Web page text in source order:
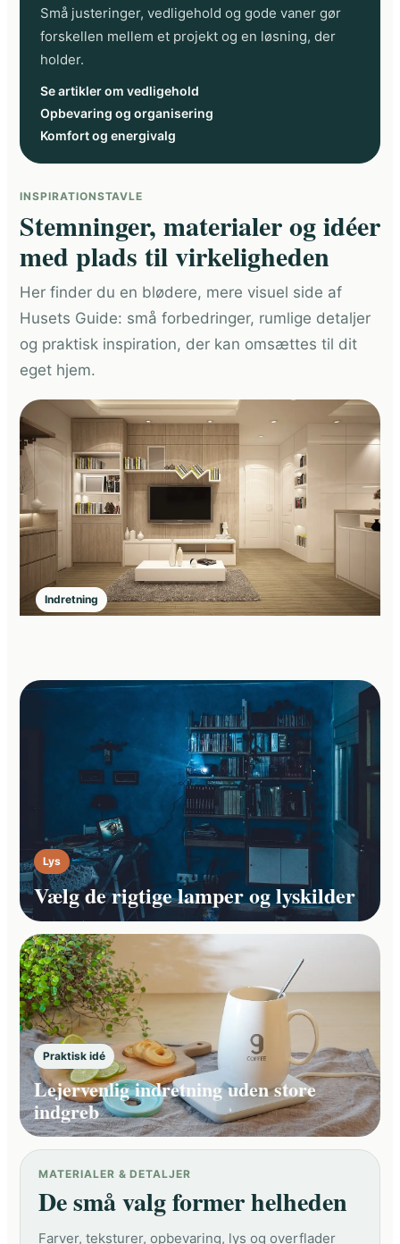
Små justeringer, vedligehold og gode vaner gør
forskellen mellem et projekt og en løsning, der
holder.
Se artikler om vedligehold
Opbevaring og organisering
Komfort og energivalg
INSPIRATIONSTAVLE
Stemninger, materialer og idéer
med plads til virkeligheden
Her finder du en blødere, mere visuel side af
Husets Guide: små forbedringer, rumlige detaljer
og praktisk inspiration, der kan omsættes til dit
eget hjem.
Indretning
Lys
Vælg de rigtige lamper og lyskilder
Praktisk idé
Lejervenlig indretning uden store
indgreb
MATERIALER & DETALJER
De små valg former helheden
Farver, teksturer, opbevaring, lys og overflader